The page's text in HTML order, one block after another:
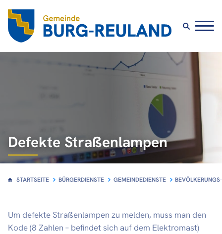
Defekte Straßenlampen
STARTSEITE BÜRGERDIENSTE GEMEINDEDIENSTE
Um defekte Straßenlampen zu melden, muss man den
Kode (8 Zahlen – befindet sich auf dem Elektromast)
Gemeindedienste
Bevölkerungs- und Standesamt
Städtebaudienst
Schulwesen
Sekretariat
Grabstätten